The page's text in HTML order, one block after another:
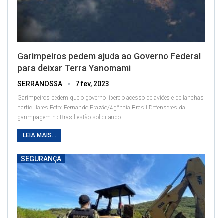
Garimpeiros pedem ajuda ao Governo Federal
para deixar Terra Yanomami
SERRANOSSA 7 fev, 2023
Garimpeiros pedem que o governo libere o acesso de aviões e de lanchas
particulares Foto: Fernando Frazão/Agência Brasil Defensores da
garimpagem no Brasil estão solicitando…
LEIA MAIS...
SEGURANÇA